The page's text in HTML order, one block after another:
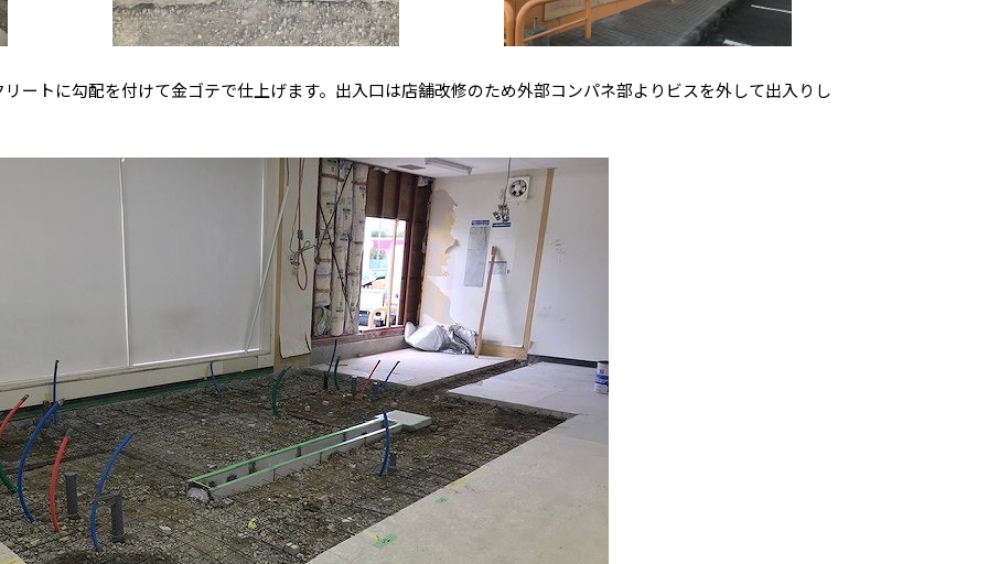
ートに勾配を付けて金ゴテで仕上げます。出入口は店舗改修のため外部コンパネ部よりビスを外して出入りし